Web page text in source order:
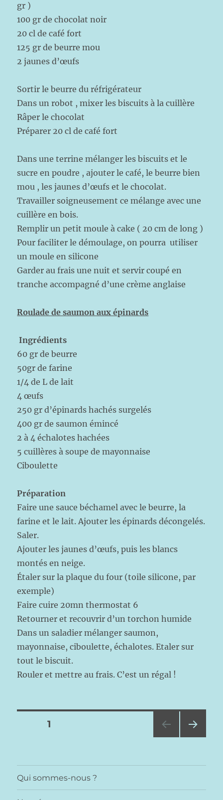
gr )
100 gr de chocolat noir
20 cl de café fort
125 gr de beurre mou
2 jaunes d’œufs
Sortir le beurre du réfrigérateur
Dans un robot , mixer les biscuits à la cuillère
Râper le chocolat
Préparer 20 cl de café fort
Dans une terrine mélanger les biscuits et le
sucre en poudre , ajouter le café, le beurre bien
mou , les jaunes d’œufs et le chocolat.
Travailler soigneusement ce mélange avec une
cuillère en bois.
Remplir un petit moule à cake ( 20 cm de long )
Pour faciliter le démoulage, on pourra utiliser
un moule en silicone
Garder au frais une nuit et servir coupé en
tranche accompagné d’une crème anglaise
Roulade de saumon aux épinards
Ingrédients
60 gr de beurre
50gr de farine
1/4 de L de lait
4 œufs
250 gr d’épinards hachés surgelés
400 gr de saumon émincé
2 à 4 échalotes hachées
5 cuillères à soupe de mayonnaise
Ciboulette
Préparation
Faire une sauce béchamel avec le beurre, la
farine et le lait. Ajouter les épinards décongelés.
Saler.
Ajouter les jaunes d’œufs, puis les blancs
montés en neige.
Étaler sur la plaque du four (toile silicone, par
exemple)
Faire cuire 20mn thermostat 6
Retourner et recouvrir d’un torchon humide
Dans un saladier mélanger saumon,
mayonnaise, ciboulette, échalotes. Etaler sur
tout le biscuit.
Rouler et mettre au frais. C’est un régal !
Pagination
publications
PAGE1
Qui sommes-nous ?